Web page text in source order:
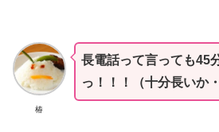
椿
長電話って言っても45
っ！！！（十分長いか・